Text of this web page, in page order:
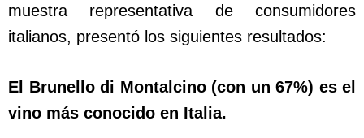
muestra representativa de consumidores
italianos, presentó los siguientes resultados:
El Brunello di Montalcino (con un 67%) es el
vino más conocido en Italia.